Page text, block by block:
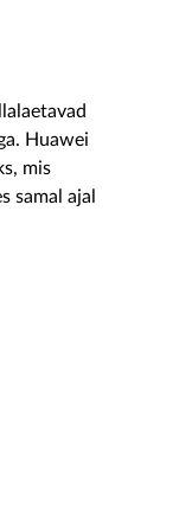
Huawei
mis
samal ajal